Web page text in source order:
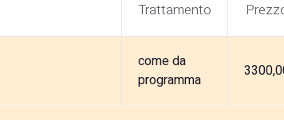
Trattamento
come da
programma